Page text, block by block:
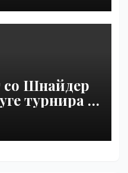
со Шнайдер
турнира в